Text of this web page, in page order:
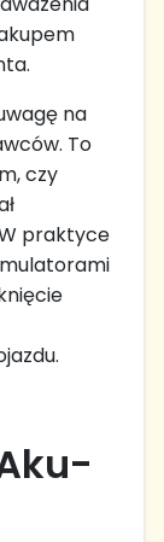
na
To
czy
praktyce